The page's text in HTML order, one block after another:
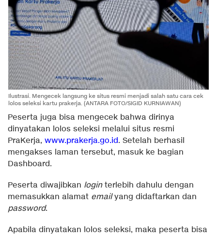
Ilustrasi. Mengecek langsung ke situs resmi menjadi salah satu cara cek
lolos seleksi kartu prakerja. (ANTARA FOTO/SIGID KURNIAWAN)
Peserta juga bisa mengecek bahwa dirinya
dinyatakan lolos seleksi melalui situs resmi
PraKerja, www.prakerja.go.id. Setelah berhasil
mengakses laman tersebut, masuk ke bagian
Dashboard.
Peserta diwajibkan loginterlebih dahulu dengan
memasukkan alamat emailyang didaftarkan dan
password.
Apabila dinyatakan lolos seleksi, maka peserta bisa